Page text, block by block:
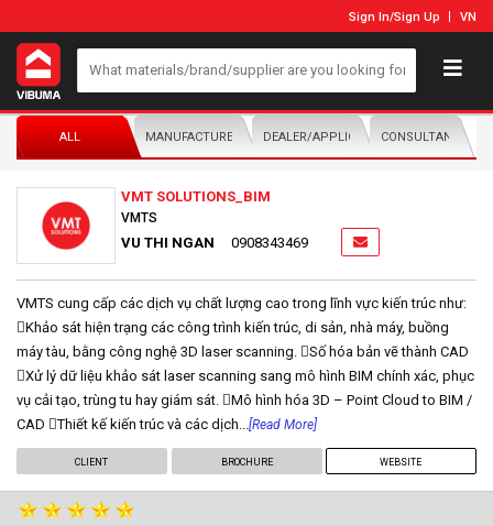
Sign In/Sign Up VN
ALL MANUFACTURER/DISTRIBUTORDEALER/APPLICATORCONSULTANTS
VMT SOLUTIONS_BIM
VMTS
VU THI NGAN 0908343469
VMTS cung cấp các dịch vụ chất lượng cao trong lĩnh vực kiến trúc như:
Khảo sát hiện trạng các công trình kiến trúc, di sản, nhà máy, buồng
máy tàu, bằng công nghệ 3D laser scanning. Số hóa bản vẽ thành CAD
Xử lý dữ liệu khảo sát laser scanning sang mô hình BIM chính xác, phục
vụ cải tạo, trùng tu hay giám sát. Mô hình hóa 3D – Point Cloud to BIM /
CAD Thiết kế kiến trúc và các dịch... [Read More]
CLIENT BROCHURE WEBSITE